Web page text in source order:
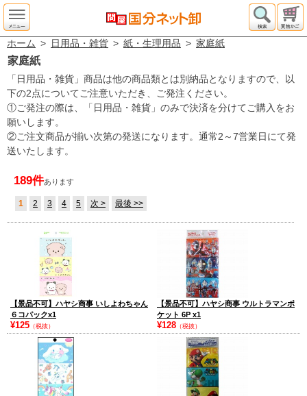
ホーム > 日用品・雑貨 > 紙・生理用品 > 家庭紙
家庭紙
「日用品・雑貨」商品は他の商品類とは別納品となりますので、以
下の2点についてご注意いただき、ご発注ください。
①ご発注の際は、「日用品・雑貨」のみで決済を分けてご購入をお
願いします。
②ご注文商品が揃い次第の発送になります。通常2～7営業日にて発
送いたします。
189件あります
1 2 3 4 5 次 > 最後 >>
【景品不可】ハヤシ商事 いしよわちゃん
６コパックx1
¥125 （税抜）
【景品不可】ハヤシ商事 ウルトラマンポ
ケット 6P x1
¥128 （税抜）